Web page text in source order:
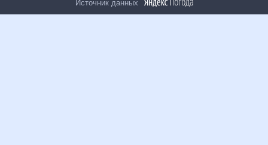
Источник данных